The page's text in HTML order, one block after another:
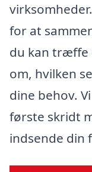
for at
du kan træffe
om, hvilken
dine behov.
første skridt
indsende din